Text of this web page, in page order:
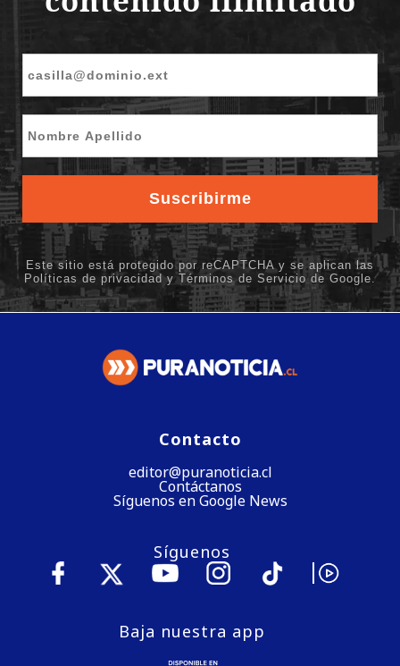
Contacto
editor@puranoticia.cl
Contáctanos
Síguenos en Google News
Síguenos
Baja nuestra app